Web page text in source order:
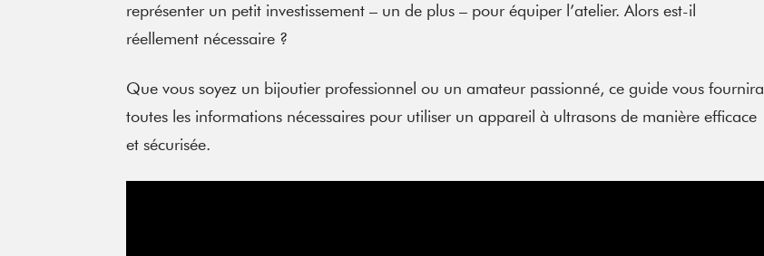
représenter un petit investissement – un de plus – pour équiper l’atelier. Alors est-il
réellement nécessaire ?
Que vous soyez un bijoutier professionnel ou un amateur passionné, ce guide vous fournira
toutes les informations nécessaires pour utiliser un appareil à ultrasons de manière efficace
et sécurisée.